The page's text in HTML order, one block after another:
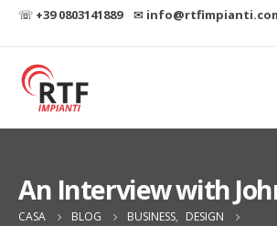
☏ +39 0803141889✉
An Interview with
CASA BLOG BUSINESS, DESIGN